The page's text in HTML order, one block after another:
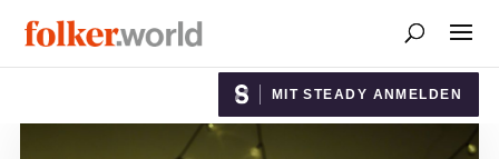
MIT STEADY ANMELDEN